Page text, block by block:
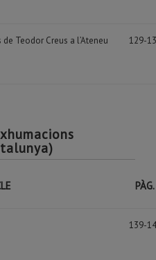
Teodor Creus a l’Ateneu
129-
PÀG.
139-